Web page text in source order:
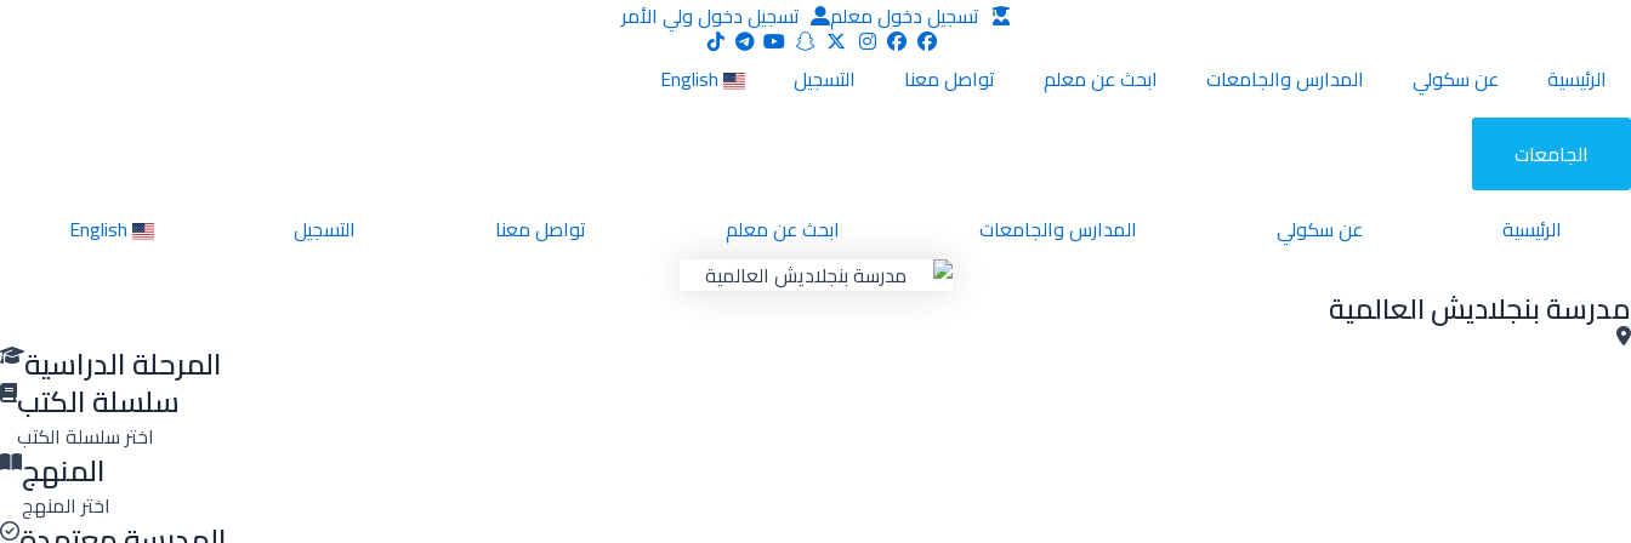
المحتوى
تسجيل دخول معلم
تسجيل دخول ولي الأمر
الرئيسية
عن سكولي المدارس والجامعات ابحث عن معلم تواصل معنا التسجيل English
الجامعات
الرئيسية عن سكولي المدارس والجامعات ابحث عن معلم تواصل معنا التسجيل English
مدرسة بنجلاديش العالمية
المرحلة الدراسية
سلسلة الكتب
اختر سلسلة الكتب
المنهج
اختر المنهج